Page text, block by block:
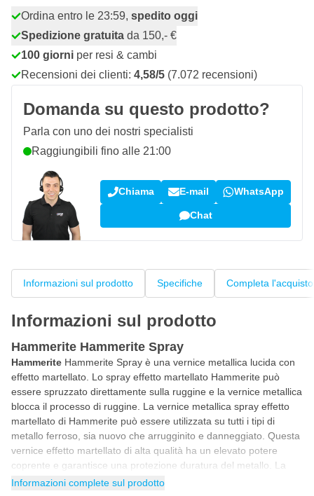
Ordina entro le 23:59, spedito oggi
Spedizione gratuita da 150,- €
100 giorni per resi & cambi
Recensioni dei clienti: 4,58/5 (7.072 recensioni)
Domanda su questo prodotto?
Parla con uno dei nostri specialisti
Raggiungibili fino alle 21:00
Chiama E-mail WhatsApp
Chat
Informazioni sul prodotto Specifiche Completa l'acquisto
Informazioni sul prodotto
Hammerite Hammerite Spray
Hammerite Hammerite Spray è una vernice metallica lucida con
effetto martellato. Lo spray effetto martellato Hammerite può
essere spruzzato direttamente sulla ruggine e la vernice metallica
blocca il processo di ruggine. La vernice metallica spray effetto
martellato di Hammerite può essere utilizzata su tutti i tipi di
metallo ferroso, sia nuovo che arrugginito e danneggiato. Questa
vernice effetto martellato di alta qualità ha un elevato potere
coprente e garantisce una protezione duratura del metallo. La
vernice spray per metalli Hammerite è disponibile in 4 colori
Informazioni complete sul prodotto